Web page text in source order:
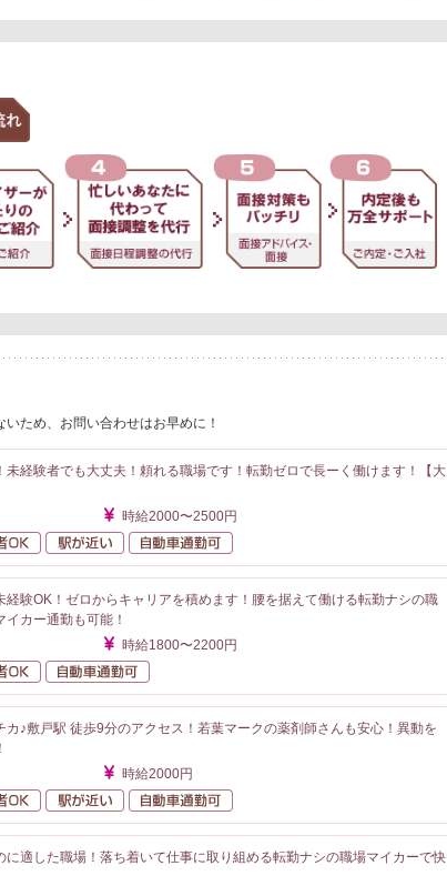
ため、お問い合わせはお早めに！
未経験者でも大丈夫！頼れる職場です！転勤ゼロで長ーく働けます！【大
時給2000〜2500円
未経験者OK 駅が近い
経験OK！ゼロからキャリアを積めます！腰を据えて働ける転勤ナシの職
カー通勤も可能！
時給1800〜2200円
未経験者OK
カ♪敷戸駅 徒歩9分のアクセス！若葉マークの薬剤師さんも安心！異動を
時給2000円
未経験者OK 駅が近い
に適した職場！落ち着いて仕事に取り組める転勤ナシの職場マイカーで快